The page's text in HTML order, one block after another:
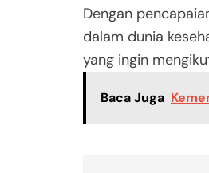
Dengan
dalam dunia
yang ingin
Baca Juga